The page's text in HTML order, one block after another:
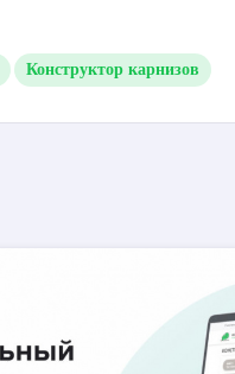
Конструктор карнизов